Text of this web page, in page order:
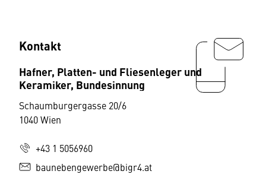
Kontakt
Hafner, Platten- und Fliesenleger und
Keramiker, Bundesinnung
Schaumburgergasse 20/6
1040 Wien
+43 1 5056960
baunebengewerbe@bigr4.at